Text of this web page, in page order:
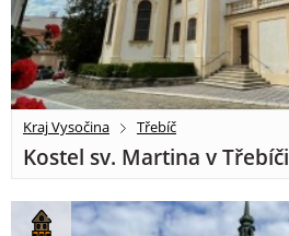
Kraj Vysočina Třebíč
Kostel sv. Martina v Třebíči